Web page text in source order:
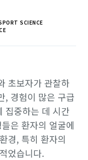
SCIENCE
초보자가 관찰하
, 경험이 많은 구급
집중하는 데 시간
은 환자의 얼굴에
경, 특히 환자의
었습니다.